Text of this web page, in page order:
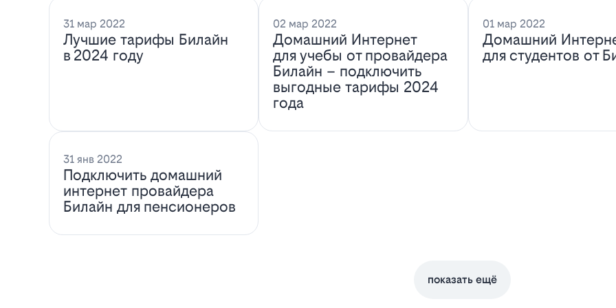
31 мар 2022
Лучшие тарифы Билайн
в 2024 году
02 мар 2022
Домашний Интернет
для учебы от провайдера
Билайн – подключить
выгодные тарифы 2024
года
01 мар 2022
Домашний
для студентов от
31 янв 2022
Подключить домашний
интернет провайдера
Билайн для пенсионеров
показать ещё